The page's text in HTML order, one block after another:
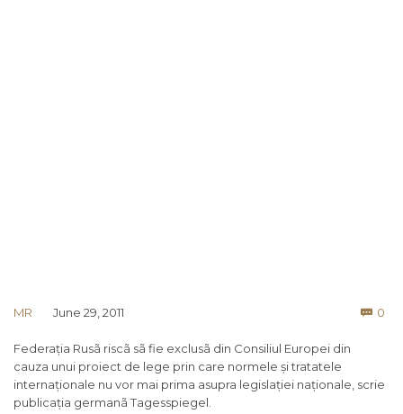
MR June 29, 2011  0
Federația Rusã riscã sã fie exclusã din Consiliul Europei din
cauza unui proiect de lege prin care normele și tratatele
internaționale nu vor mai prima asupra legislației naționale, scrie
publicația germanã Tagesspiegel.